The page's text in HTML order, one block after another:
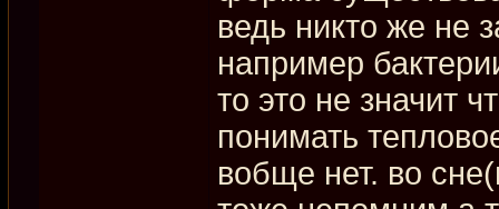
ведь никто же не
например
то это не значит
понимать
вобще нет. во